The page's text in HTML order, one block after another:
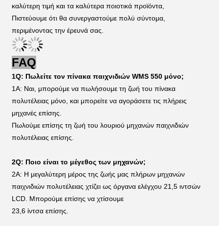
καλύτερη τιμή και τα καλύτερα ποιοτικά προϊόντα,
Πιστεύουμε ότι θα συνεργαστούμε πολύ σύντομα,
περιμένοντας την έρευνά σας.
FAQ
1Q: Πωλείτε τον πίνακα παιχνιδιών WMS 550 μόνο;
1A: Ναι, μπορούμε να πωλήσουμε τη ζωή του πίνακα
πολυτέλειας μόνο, και μπορείτε να αγοράσετε τις πλήρεις
μηχανές επίσης.
Πωλούμε επίσης τη ζωή του λουριού μηχανών παιχνιδιών
πολυτέλειας επίσης.
2Q: Ποιο είναι το μέγεθος των μηχανών;
2A: Η μεγαλύτερη μέρος της ζωής μας πλήρων μηχανών
παιχνιδιών πολυτέλειας χτίζει ως όργανα ελέγχου 21,5 ιντσών
LCD. Μπορούμε επίσης να χτίσουμε
23,6 ίντσα επίσης.